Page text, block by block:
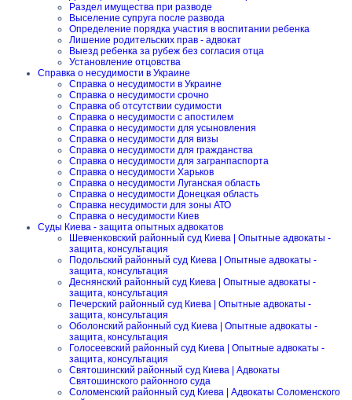
Раздел имущества при разводе
Выселение супруга после развода
Определение порядка участия в воспитании ребенка
Лишение родительских прав - адвокат
Выезд ребенка за рубеж без согласия отца
Установление отцовства
Справка о несудимости в Украине
Справка о несудимости в Украине
Справка о несудимости срочно
Справка об отсутствии судимости
Справка о несудимости с апостилем
Справка о несудимости для усыновления
Справка о несудимости для визы
Справка о несудимости для гражданства
Справка о несудимости для загранпаспорта
Справка о несудимости Харьков
Справка о несудимости Луганская область
Справка о несудимости Донецкая область
Справка несудимости для зоны АТО
Справка о несудимости Киев
Суды Киева - защита опытных адвокатов
Шевченковский районный суд Киева | Опытные адвокаты -
защита, консультация
Подольский районный суд Киева | Опытные адвокаты -
защита, консультация
Деснянский районный суд Киева | Опытные адвокаты -
защита, консультация
Печерский районный суд Киева | Опытные адвокаты -
защита, консультация
Оболонский районный суд Киева | Опытные адвокаты -
защита, консультация
Голосеевский районный суд Киева | Опытные адвокаты -
защита, консультация
Святошинский районный суд Киева | Адвокаты
Святошинского районного суда
Соломенский районный суд Киева | Адвокаты Соломенского